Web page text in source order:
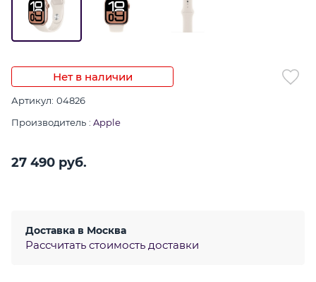
Нет в наличии
Артикул: 04826
Производитель : Apple
27 490 руб.
Доставка в Москва
Рассчитать стоимость доставки